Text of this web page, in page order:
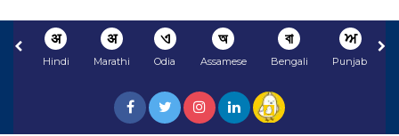
अ
Hindi
अ
Marathi
ଏ
Odia
অ
Assamese
বা
Bengali
ਅ
Punjabi